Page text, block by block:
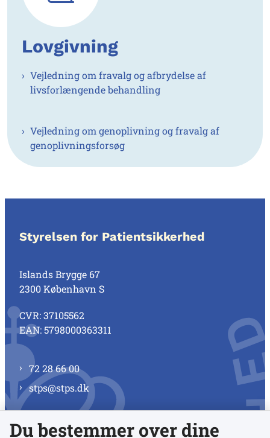
Lovgivning
Vejledning om fravalg og afbrydelse af
livsforlængende behandling
Vejledning om genoplivning og fravalg af
genoplivningsforsøg
Styrelsen for Patientsikkerhed
Islands Brygge 67
2300 København S
CVR: 37105562
EAN: 5798000363311
72 28 66 00
stps@stps.dk
Se alle kontaktnumre
Du bestemmer over dine